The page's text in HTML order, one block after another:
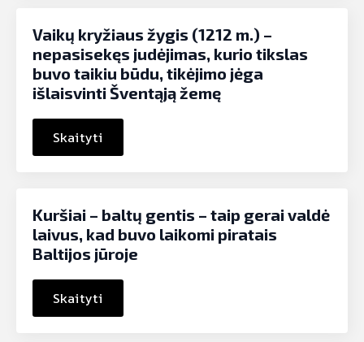
Vaikų kryžiaus žygis (1212 m.) –
nepasisekęs judėjimas, kurio tikslas
buvo taikiu būdu, tikėjimo jėga
išlaisvinti Šventąją žemę
Skaityti
Kuršiai – baltų gentis – taip gerai valdė
laivus, kad buvo laikomi piratais
Baltijos jūroje
Skaityti